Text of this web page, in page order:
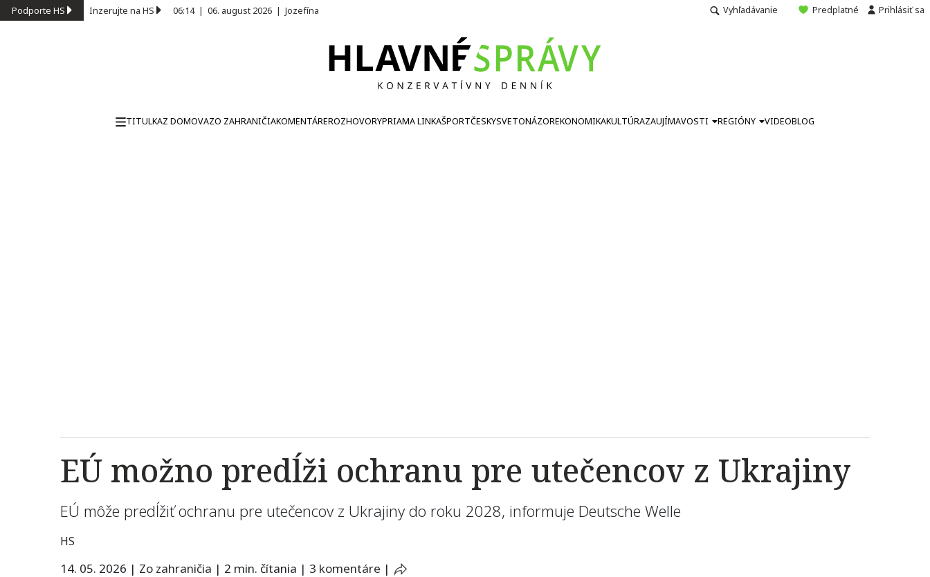
Podporte HS Inzerujte na HS 06:14| 06. august 2026 | Jozefína Vyhľadávanie Predplatné Prihlásiť sa
TITULKAZ DOMOVAZO ZAHRANIČIAKOMENTÁREROZHOVORYPRIAMA LINKAŠPORTČESKYSVETONÁZOREKONOMIKAKULTÚRAZAUJÍMAVOSTI REGIÓNY VIDEOBLOG
EÚ možno predĺži ochranu pre utečencov z Ukrajiny
EÚ môže predĺžiť ochranu pre utečencov z Ukrajiny do roku 2028, informuje Deutsche Welle
HS
14. 05. 2026 | Zo zahraničia | 2 min. čítania | 3 komentáre |